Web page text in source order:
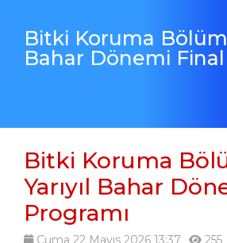
Bitki Koruma
Bahar Dönemi Final
Bitki Koruma
Yarıyıl Bahar
Programı
Cuma 22 Mayıs 2026 13:37 255